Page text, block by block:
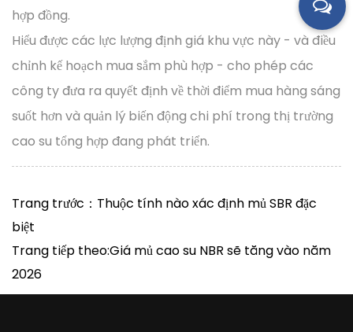
hợp đồng.
Hiểu được các lực lượng định giá khu vực này - và điều
chỉnh kế hoạch mua sắm phù hợp - cho phép các
công ty đưa ra quyết định về thời điểm mua hàng sáng
suốt hơn và quản lý biến động chi phí trong thị trường
cao su tổng hợp đang phát triển.
Trang trước：Thuộc tính nào xác định mủ SBR đặc
biệt
Trang tiếp theo:Giá mủ cao su NBR sẽ tăng vào năm
2026